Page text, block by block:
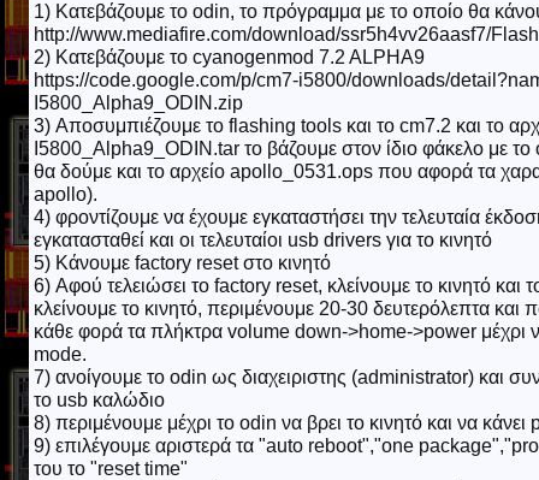
1) Κατεβάζουμε το odin, το πρόγραμμα με το οποίο θα
http://www.mediafire.com/download/ssr5h4vv26aasf7/
2) Κατεβάζουμε το cyanogenmod 7.2 ALPHA9
https://code.google.com/p/cm7-i5800/downloads/
I5800_Alpha9_ODIN.zip
3) Αποσυμπιέζουμε το flashing tools και το cm7.2 και το
I5800_Alpha9_ODIN.tar το βάζουμε στον ίδιο φάκελο με το
θα δούμε και το αρχείο apollo_0531.ops που αφορά τα
apollo).
4) φροντίζουμε να έχουμε εγκαταστήσει την τελευταία
εγκατασταθεί και οι τελευταίοι usb drivers για το κινητό
5) Κάνουμε factory reset στο κινητό
6) Αφού τελειώσει το factory reset, κλείνουμε το κινητό
κλείνουμε το κινητό, περιμένουμε 20-30 δευτερόλεπτα
κάθε φορά τα πλήκτρα volume down->home->power μέχρι
mode.
7) ανοίγουμε το odin ως διαχειριστης (administrator) και
το usb καλώδιο
8) περιμένουμε μέχρι το odin να βρει το κινητό και να
9) επιλέγουμε αριστερά τα "auto reboot","one
του το "reset time"